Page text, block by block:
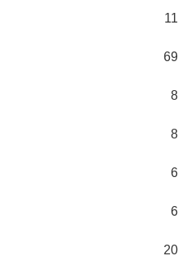
11
69
8
8
6
6
20